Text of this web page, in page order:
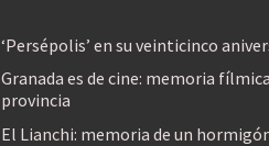
‘Persépolis’ en su veinticinco
Granada es de cine: memoria
provincia
El Lianchi: memoria de un